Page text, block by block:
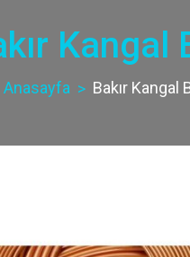
Kangal
Anasayfa Bakır Kangal